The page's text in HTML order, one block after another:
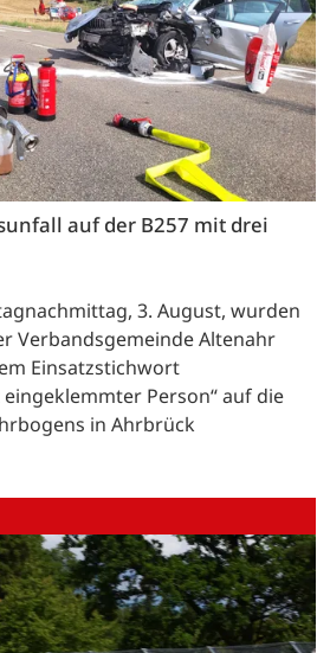
auf der B257 mit drei
3. August, wurden
Verbandsgemeinde Altenahr
Einsatzstichwort
Person“ auf die
in Ahrbrück